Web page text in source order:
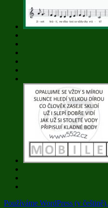
Používáme WordPress (v češtině).